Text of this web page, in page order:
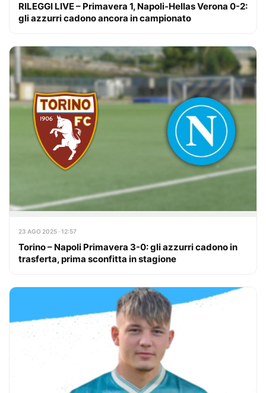
RILEGGI LIVE – Primavera 1, Napoli-Hellas Verona 0-2:
gli azzurri cadono ancora in campionato
23 AGO 2025 · 12:57
Torino – Napoli Primavera 3-0: gli azzurri cadono in
trasferta, prima sconfitta in stagione